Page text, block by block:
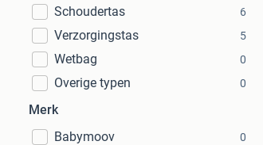
Schoudertas 6
Verzorgingstas 5
Wetbag 0
Overige typen 0
Merk
Babymoov
0